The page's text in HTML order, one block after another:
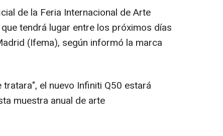
de la Feria Internacional de Arte
tendrá lugar entre los próximos días
(Ifema), según informó la marca
el nuevo Infiniti Q50 estará
muestra anual de arte